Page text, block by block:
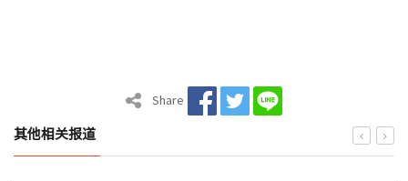
Share
其他相关报道